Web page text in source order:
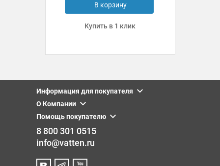
В корзину
Купить в 1 клик
Информация для покупателя
О Компании
Помощь покупателю
8 800 301 0515
info@vatten.ru